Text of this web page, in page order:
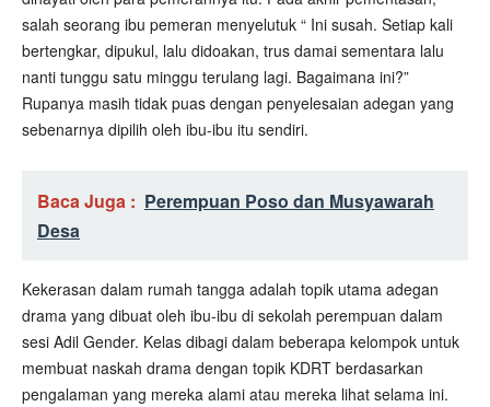
salah seorang ibu pemeran menyelutuk “ Ini susah. Setiap kali
bertengkar, dipukul, lalu didoakan, trus damai sementara lalu
nanti tunggu satu minggu terulang lagi. Bagaimana ini?”
Rupanya masih tidak puas dengan penyelesaian adegan yang
sebenarnya dipilih oleh ibu-ibu itu sendiri.
Baca Juga : Perempuan Poso dan Musyawarah
Desa
Kekerasan dalam rumah tangga adalah topik utama adegan
drama yang dibuat oleh ibu-ibu di sekolah perempuan dalam
sesi Adil Gender. Kelas dibagi dalam beberapa kelompok untuk
membuat naskah drama dengan topik KDRT berdasarkan
pengalaman yang mereka alami atau mereka lihat selama ini.